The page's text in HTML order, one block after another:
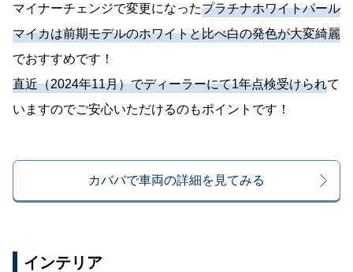
マイナーチェンジで変更になったプラチナホワイトパール
マイカは前期モデルのホワイトと比べ白の発色が大変綺麗
でおすすめです！
直近（2024年11月）でディーラーにて1年点検受けられて
いますのでご安心いただけるのもポイントです！
カババで車両の詳細を見てみる
インテリア